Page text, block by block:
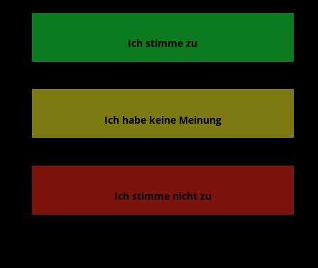
Ich stimme zu
Ich habe keine Meinung
Ich stimme nicht zu